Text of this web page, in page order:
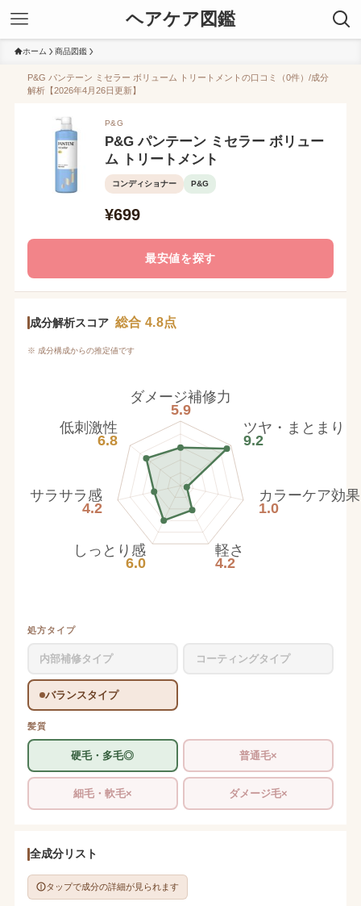
ヘアケア図鑑
ホーム 商品図鑑
P&G パンテーン ミセラー ボリューム トリートメントの口コミ（0件）/成分
解析【2026年4月26日更新】
P&G
P&G パンテーン ミセラー ボリュー
ム トリートメント
コンディショナー P&G
¥699
最安値を探す
成分解析スコア 総合 4.8点
※ 成分構成からの推定値です
ダメージ補修力
5.9
ツヤ・まとまり
9.2
カラーケア効果
1.0
軽さ
4.2
しっとり感
6.0
サラサラ感
4.2
低刺激性
6.8
処方タイプ
内部補修タイプ コーティングタイプ
バランスタイプ
髪質
硬毛・多毛◎ 普通毛×
細毛・軟毛× ダメージ毛×
全成分リスト
タップで成分の詳細が見られます